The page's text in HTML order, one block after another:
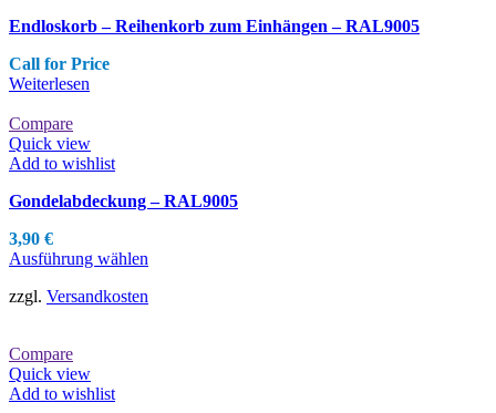
Endloskorb – Reihenkorb zum Einhängen – RAL9005
Call for Price
Weiterlesen
Compare
Quick view
Add to wishlist
Gondelabdeckung – RAL9005
3,90 €
Ausführung wählen
weist
zzgl. Versandkosten
Compare
Quick view
Add to wishlist